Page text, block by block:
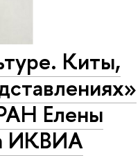
Киты,
Елены
ИКВИА